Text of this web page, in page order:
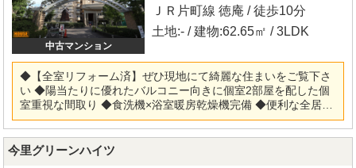
中古マンション
ＪＲ片町線 徳庵 / 徒歩10分
土地:- / 建物:62.65㎡ / 3LDK
◆【全室リフォーム済】ぜひ現地にて綺麗な住まいをご覧下さ
い ◆陽当たりに優れたバルコニー向きに個室2部屋を配した個
室重視な間取り ◆食洗機×浴室暖房乾燥機完備 ◆便利な全居室
収納スペース付 ◆屋外共用プールや遊具・集会室など共有施設
が充実 ◆BIGコニュニティで管理費、修繕積立金がお安くなっ
ています ◆総戸数270戸・管理体制も良好です 【リフォーム内
今里グリーンハイツ